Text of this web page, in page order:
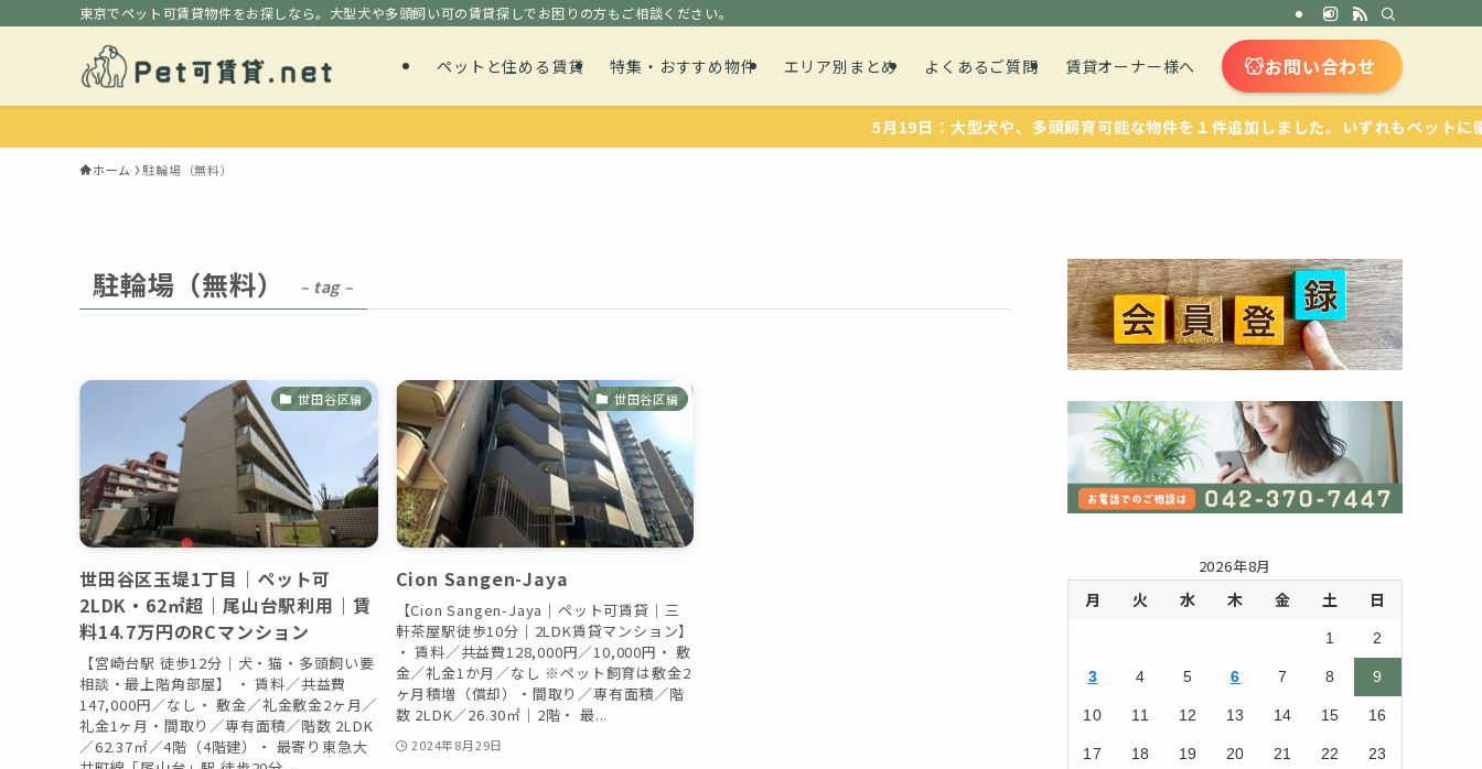
東京でペット可賃貸物件をお探しなら。大型犬や多頭飼い可の賃貸探しでお困りの方もご相談ください。
ペットと住める賃貸 特集・おすすめ物件 エリア別まとめ よくあるご質問 賃貸オーナー様へ お問い合わせ
5月19日：大型犬や、多頭飼育可能な物件を１件追加しました。いずれもペットに優しい
ホーム 駐輪場（無料）
駐輪場（無料） – tag –
世田谷区編
世田谷区玉堤1丁目｜ペット可
2LDK・62㎡超｜尾山台駅利用｜賃
料14.7万円のRCマンション
【宮崎台駅 徒歩12分｜犬・猫・多頭飼い要
相談・最上階角部屋】 ・ 賃料／共益費
147,000円／なし・ 敷金／礼金敷金2ヶ月／
礼金1ヶ月・間取り／専有面積／階数 2LDK
／62.37㎡／4階（4階建）・ 最寄り東急大
世田谷区編
Cion Sangen-Jaya
【Cion Sangen-Jaya｜ペット可賃貸｜三
軒茶屋駅徒歩10分｜2LDK賃貸マンション】
・ 賃料／共益費128,000円／10,000円・ 敷
金／礼金1か月／なし ※ペット飼育は敷金2
ヶ月積増（償却）・間取り／専有面積／階
数 2LDK／26.30㎡｜2階・ 最...
2024年8月29日
2026年8月
月 火 水 木 金 土 日
1 2
3 4 5 6 7 8 9
10 11 12 13 14 15 16
17 18 19 20 21 22 23